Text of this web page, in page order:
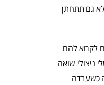
גם תתחתן
לקרוא להם
ניצולי שואה
כשעבדה